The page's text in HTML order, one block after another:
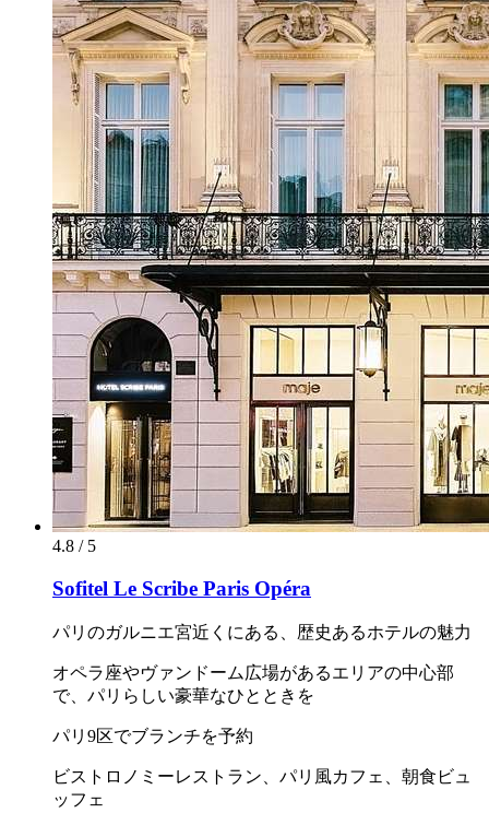
4.8 / 5
Sofitel Le Scribe Paris Opéra
パリのガルニエ宮近くにある、歴史あるホテルの魅力
オペラ座やヴァンドーム広場があるエリアの中心部
で、パリらしい豪華なひとときを
パリ9区でブランチを予約
ビストロノミーレストラン、パリ風カフェ、朝食ビュ
ッフェ